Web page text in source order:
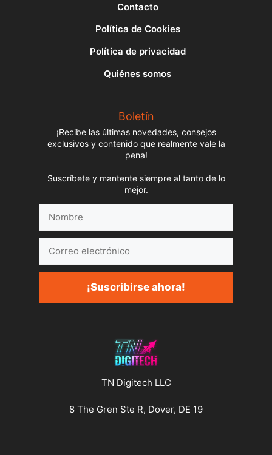
Contacto
Política de Cookies
Política de privacidad
Quiénes somos
Boletín
¡Recibe las últimas novedades, consejos
exclusivos y contenido que realmente vale la
pena!
Suscríbete y mantente siempre al tanto de lo
mejor.
electrónico
¡Suscribirse ahora!
TN Digitech LLC
8 The Gren Ste R, Dover, DE 19